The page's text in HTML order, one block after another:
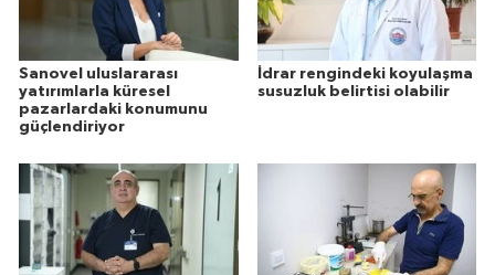
Sanovel uluslararası
yatırımlarla küresel
pazarlardaki konumunu
güçlendiriyor
İdrar rengindeki koyulaşma
susuzluk belirtisi olabilir